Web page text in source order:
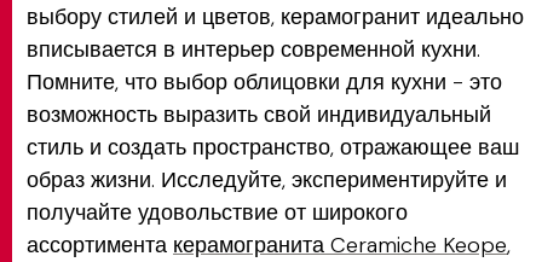
выбору стилей и цветов, керамогранит идеально
вписывается в интерьер современной кухни.
Помните, что выбор облицовки для кухни - это
возможность выразить свой индивидуальный
стиль и создать пространство, отражающее ваш
образ жизни. Исследуйте, экспериментируйте и
получайте удовольствие от широкого
ассортимента керамогранита Ceramiche Keope,